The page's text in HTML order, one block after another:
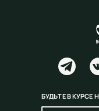
БУДЬТЕ В